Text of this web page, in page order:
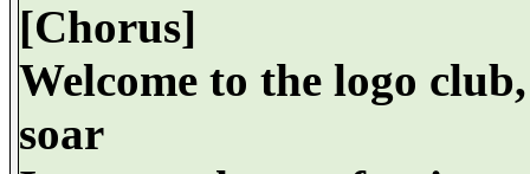
[Chorus]
Welcome to the logo
soar